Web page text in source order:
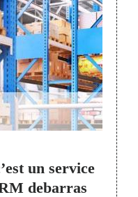
un service
debarras